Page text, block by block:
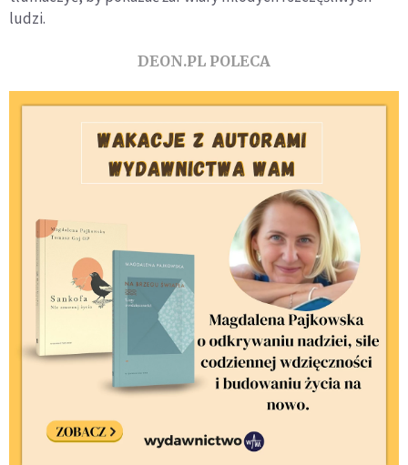
ludzi.
DEON.PL POLECA